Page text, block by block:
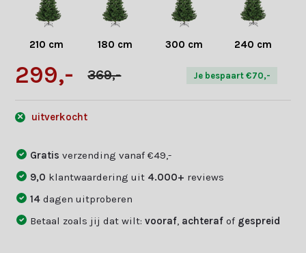
210 cm 180 cm 300 cm 240 cm
299,- 369,- Je bespaart €70,-
uitverkocht
Gratisverzending vanaf €49,-
9,0 klantwaardering uit 4.000+ reviews
14dagen uitproberen
Betaal zoals jij dat wilt:vooraf achteraf of gespreid